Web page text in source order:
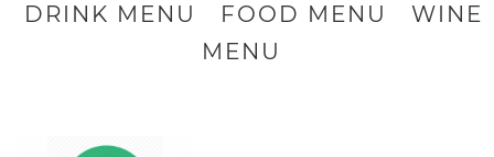
DRINK MENU FOOD MENU
WINE
MENU